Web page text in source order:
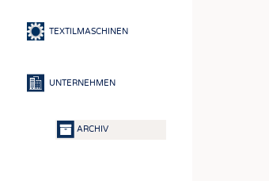
TEXTILMASCHINEN
UNTERNEHMEN
ARCHIV